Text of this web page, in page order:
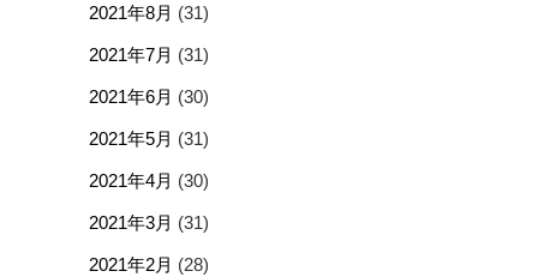
2021年8月 (31)
2021年7月 (31)
2021年6月 (30)
2021年5月 (31)
2021年4月 (30)
2021年3月 (31)
2021年2月 (28)